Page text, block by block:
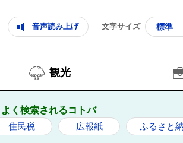
Youtube 音声読み上げ 文字サイズ 標準
観光
よく検索されるコトバ
住民税 広報紙 ふるさと